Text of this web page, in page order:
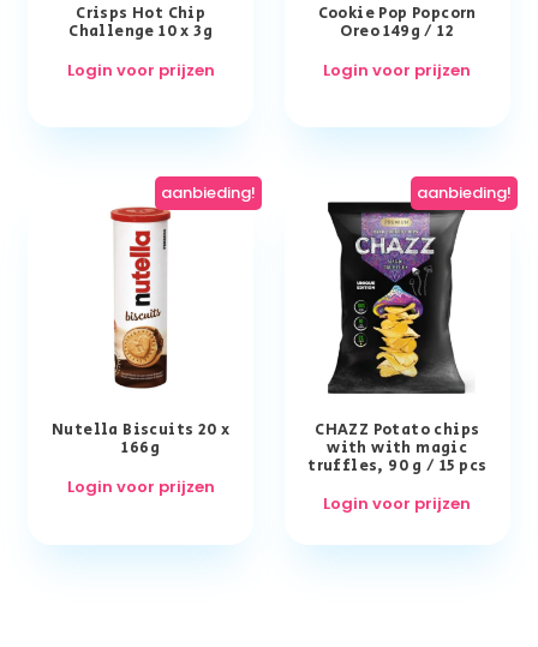
Crisps Hot Chip
Challenge 10 x 3g
Login voor prijzen
Cookie Pop Popcorn
Oreo 149g / 12
Login voor prijzen
aanbieding!
Nutella Biscuits 20 x
166g
Login voor prijzen
aanbieding!
CHAZZ Potato chips
with with magic
truffles, 90 g / 15 pcs
Login voor prijzen